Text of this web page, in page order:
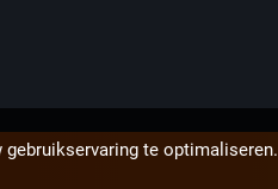
te optimaliseren.